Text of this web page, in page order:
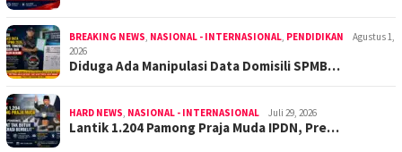
BREAKING NEWS, NASIONAL - INTERNASIONAL, PENDIDIKAN
Agustus 1,
2026
Diduga Ada Manipulasi Data Domisili SPMB…
HARD NEWS, NASIONAL - INTERNASIONAL Juli 29, 2026
Lantik 1.204 Pamong Praja Muda IPDN, Pre…